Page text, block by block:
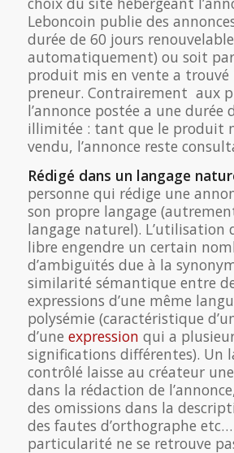
Leboncoin publie des
durée de 60 jours
automatiquement) ou soit
produit mis en vente a
preneur. Contrairement aux
l’annonce postée a une durée
illimitée : tant que le produit
vendu, l’annonce reste
Rédigé dans un langage
personne qui rédige une
son propre langage
langage naturel). L’utilisation
libre engendre un certain
d’ambiguïtés due à la
similarité sémantique entre
expressions d’une même
polysémie (caractéristique
d’une expression qui a
significations différentes). Un
contrôlé laisse au créateur
dans la rédaction de
des omissions dans la
des fautes d’orthographe
particularité ne se retrouve